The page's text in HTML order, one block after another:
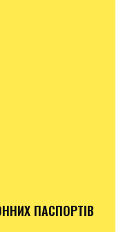
ПАСПОРТІВ